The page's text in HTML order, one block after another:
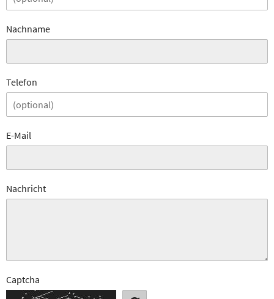
Nachname
Telefon
E-Mail
Nachricht
Captcha